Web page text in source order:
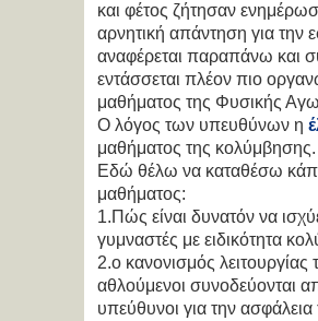
και φέτος ζήτησαν
αρνητική απάντηση για την
αναφέρεται παραπάνω και
εντάσσεται πλέον πιο
μαθήματος της Φυσικής
Ο λόγος των υπευθύνων η
μαθήματος της κολύμβησης.
Εδώ θέλω να καταθέσω
μαθήματος:
1.Πώς είναι δυνατόν να
γυμναστές με ειδικότητα
2.ο κανονισμός
αθλούμενοι συνοδεύονται
υπεύθυνοι για την